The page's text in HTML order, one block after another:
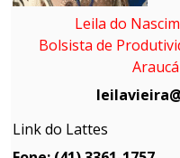
Leila do
Bolsista de
Link do Lattes